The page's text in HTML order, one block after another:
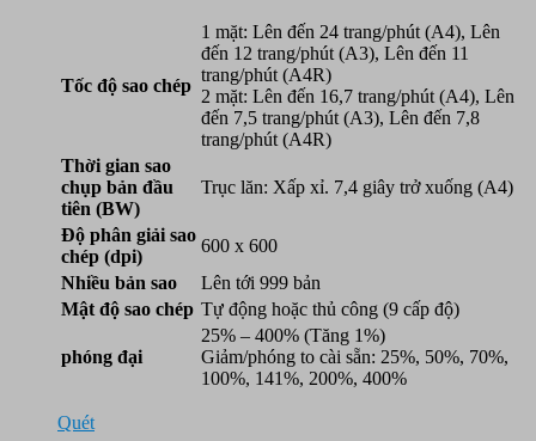
Tốc độ sao chép
1 mặt: Lên đến 24 trang/phút (A4), Lên
đến 12 trang/phút (A3), Lên đến 11
trang/phút (A4R)
2 mặt: Lên đến 16,7 trang/phút (A4), Lên
đến 7,5 trang/phút (A3), Lên đến 7,8
trang/phút (A4R)
Thời gian sao
chụp bản đầu
tiên (BW)
Trục lăn: Xấp xỉ. 7,4 giây trở xuống (A4)
Độ phân giải sao
chép (dpi)
600 x 600
Nhiều bản sao
Lên tới 999 bản
Mật độ sao chép Tự động hoặc thủ công (9 cấp độ)
phóng đại
25% – 400% (Tăng 1%)
Giảm/phóng to cài sẵn: 25%, 50%, 70%,
100%, 141%, 200%, 400%
Quét